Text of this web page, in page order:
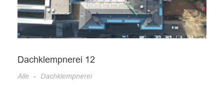
Dachklempnerei 12
Alle Dachklempnerei